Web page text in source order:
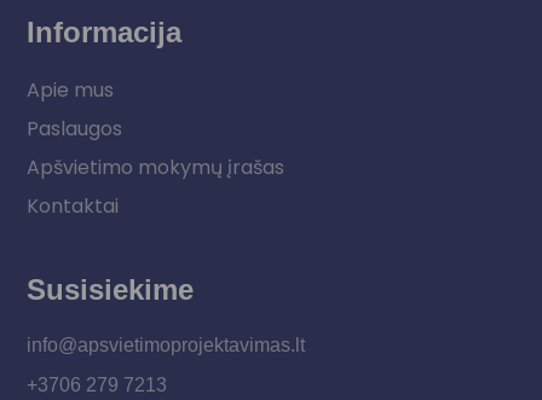
Informacija
Apie mus
Paslaugos
Apšvietimo mokymų įrašas
Kontaktai
Susisiekime
info@apsvietimoprojektavimas.lt
+3706 279 7213